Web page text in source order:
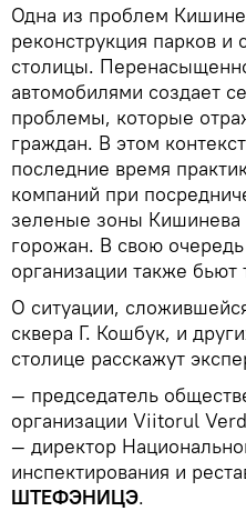
Одна из проблем
реконструкция парков и
столицы.
автомобилями создает
проблемы, которые
граждан. В этом
последние время
компаний при
зеленые зоны Кишинева
горожан. В свою
организации также бьют
О ситуации,
сквера Г. Кошбук, и
столице расскажут
— председатель
организации Viitorul
— директор
инспектирования и
ШТЕФЭНИЦЭ.